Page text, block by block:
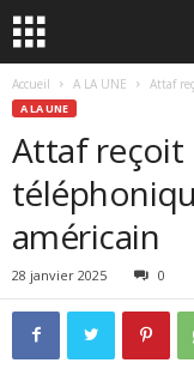
Accueil A LA UNE Attaf
A LA UNE
Attaf reçoit
américain
28 janvier 2025 0